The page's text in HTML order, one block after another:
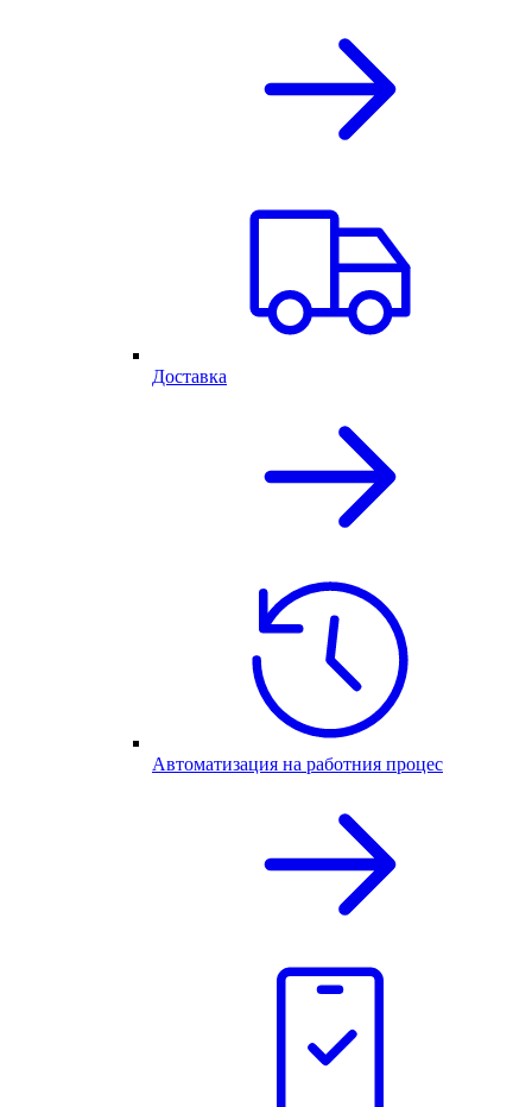
Доставка
Автоматизация на работния процес